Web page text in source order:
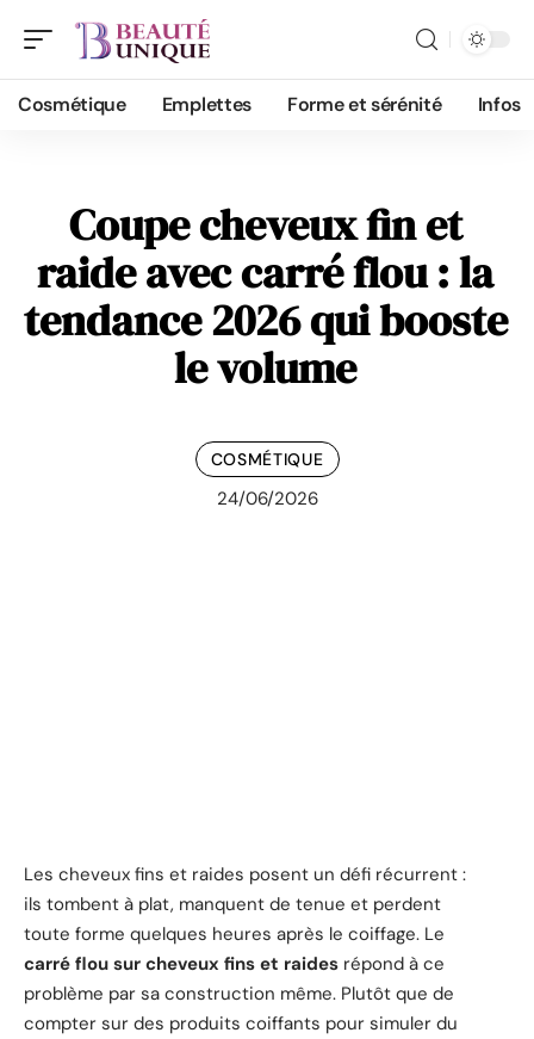
Cosmétique Emplettes Forme et sérénité Infos
Coupe cheveux fin et
raide avec carré flou : la
tendance 2026 qui booste
le volume
COSMÉTIQUE
24/06/2026
Les cheveux fins et raides posent un défi récurrent :
ils tombent à plat, manquent de tenue et perdent
toute forme quelques heures après le coiffage. Le
carré flou sur cheveux fins et raides répond à ce
problème par sa construction même. Plutôt que de
compter sur des produits coiffants pour simuler du